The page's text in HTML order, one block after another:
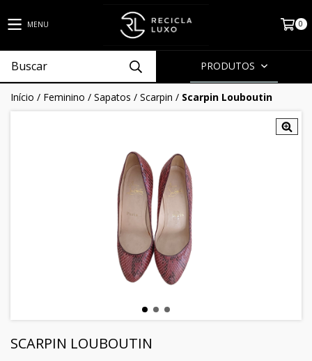
MENU 0
PRODUTOS
Início / Feminino / Sapatos / Scarpin / Scarpin Louboutin
SCARPIN LOUBOUTIN